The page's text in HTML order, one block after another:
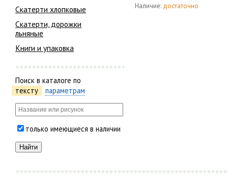
Скатерти хлопковые
Скатерти, дорожки
льняные
Книги и упаковка
Поиск в каталоге по
тексту
параметрам
только имеющиеся в наличии
Наличие: достаточно